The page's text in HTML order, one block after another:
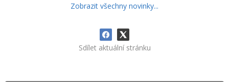
Zobrazit všechny novinky...
Sdílet aktuální stránku